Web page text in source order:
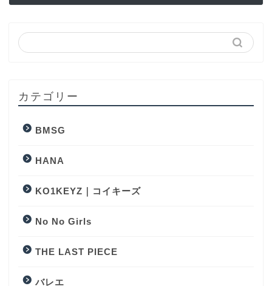
カテゴリー
BMSG
HANA
KO1KEYZ｜コイキーズ
No No Girls
THE LAST PIECE
バレエ